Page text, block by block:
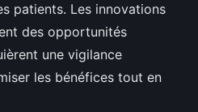
patients. Les innovations
des opportunités
une vigilance
les bénéfices tout en